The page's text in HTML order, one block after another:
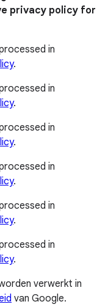
privacy policy for
in
.
in
.
in
.
in
.
in
.
in
.
verwerkt in
van Google.